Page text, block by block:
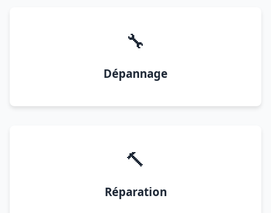
🔧
Dépannage
🔨
Réparation